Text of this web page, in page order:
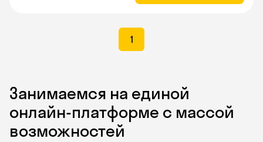
1
Занимаемся на единой
онлайн-платформе с массой
возможностей